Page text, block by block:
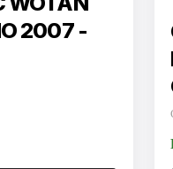
2007 -